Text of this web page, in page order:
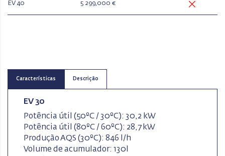
EV 40 5 299,000 €
Características Descrição
EV 30
Potência útil (50ºC / 30ºC): 30,2 kW
Potência útil (80ºC / 60ºC): 28,7 kW
Produção AQS (30ºC): 846 l/h
Volume de acumulador: 130l